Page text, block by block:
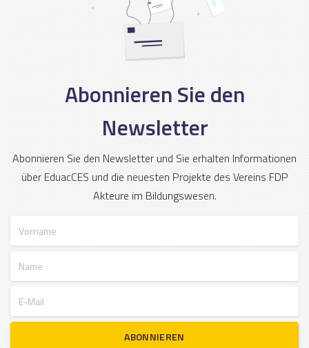
Abonnieren Sie den
Newsletter
Abonnieren Sie den Newsletter und Sie erhalten Informationen
über EduacCES und die neuesten Projekte des Vereins FDP
Akteure im Bildungswesen.
ABONNIEREN